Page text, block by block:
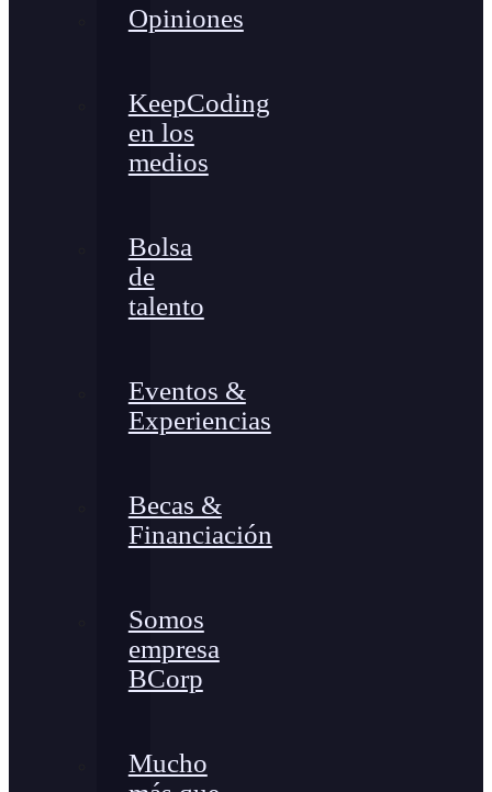
Opiniones
KeepCoding
en los
medios
Bolsa
de
talento
Eventos &
Experiencias
Becas &
Financiación
Somos
empresa
BCorp
Mucho